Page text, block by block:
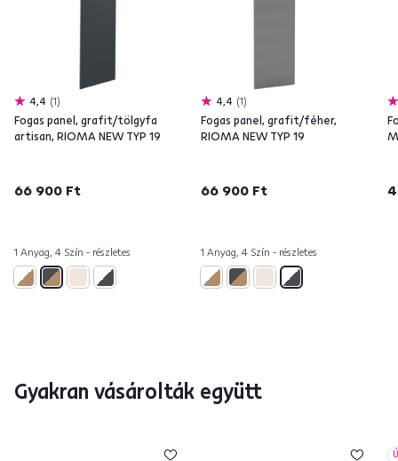
4,4 1
Fogas panel, grafit/tölgyfa
artisan, RIOMA NEW TYP 19
66 900 Ft
1 Anyag, 4 Szín - részletes
4,4 1
Fogas panel, grafit/féher,
RIOMA NEW TYP 19
66 900 Ft
1 Anyag, 4 Szín - részletes
Gyakran vásárolták együtt